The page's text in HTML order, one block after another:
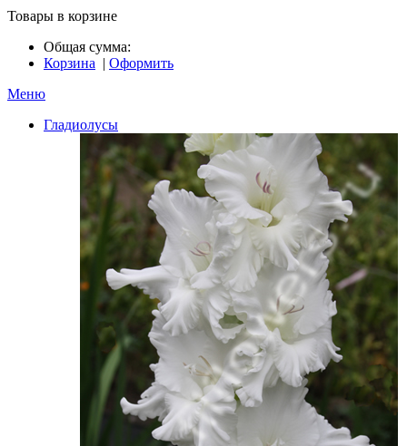
Товары в корзине
Общая сумма:
Корзина | Оформить
Меню
Гладиолусы